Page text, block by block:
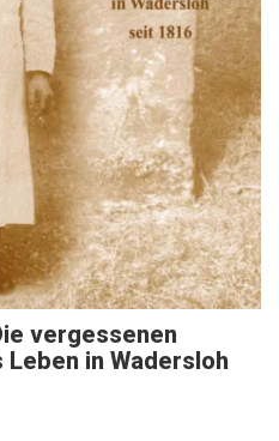
vergessenen
in Wadersloh